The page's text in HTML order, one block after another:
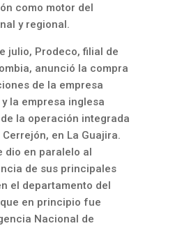
como motor del
y regional.
julio, Prodeco, filial de
anunció la compra
de la empresa
la empresa inglesa
la operación integrada
en La Guajira.
dio en paralelo al
de sus principales
el departamento del
en principio fue
Nacional de